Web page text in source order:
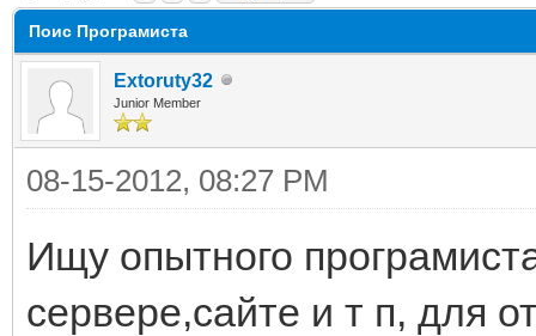
Поис Програмиста
Extoruty32
Junior Member
08-15-2012, 08:27 PM
Ищу опытного
сервере,сайте и т п, для